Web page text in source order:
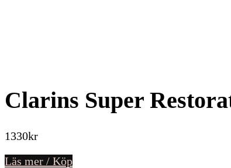
Clarins Super
1330kr
Läs mer / Köp